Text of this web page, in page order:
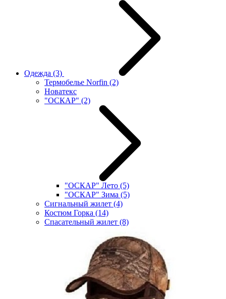
Одежда (3)
Термобелье Norfin (2)
Новатекс
"ОСКАР" (2)
"ОСКАР" Лето (5)
"ОСКАР" Зима (5)
Сигнальный жилет (4)
Костюм Горка (14)
Спасательный жилет (8)